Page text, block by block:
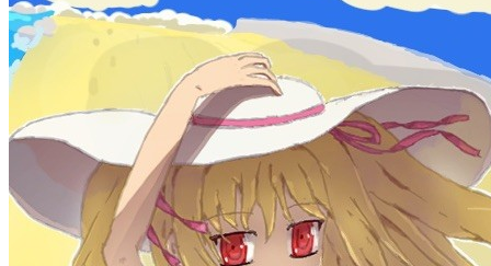
公告
welcome to my blog
Learn More
acwing
algorithmangularawsbashblog caappdeploydiscover
doc docker elasticSearch github github-action htmlinHandIO java
language lfslifelinuxllm meetingmental
multi-prog
network
nodejsnotion numpy ospandas plugin pyspiderpython
rabbitMQ recomand redis regex schoolselfspiderspringAMQP
springCloud SVN theorythinkingtransactionts vscodewallet
web
数据处理 环境